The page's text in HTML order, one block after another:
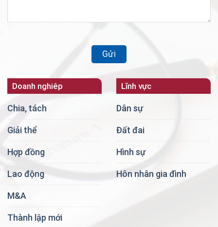
Doanh nghiêp
Chia, tách
Giải thể
Hợp đồng
Lao động
M&A
Thành lập mới
Lĩnh vực
Dân sự
Đất đai
Hình sự
Hôn nhân gia đình